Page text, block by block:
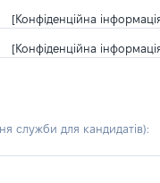
[Конфіденційна
[Конфіденційна
служби для кандидатів):